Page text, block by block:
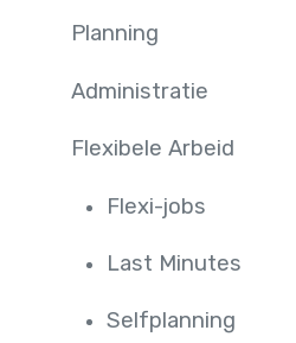
Planning
Administratie
Flexibele Arbeid
Flexi-jobs
Last Minutes
Selfplanning